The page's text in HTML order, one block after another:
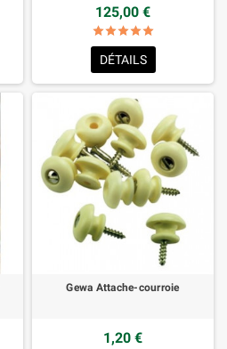
125,00 €
star_borderstar_borderstar_borderstar_borderstar_border
starstarstarstarstar
DÉTAILS
Gewa Attache-courroie
1,20 €